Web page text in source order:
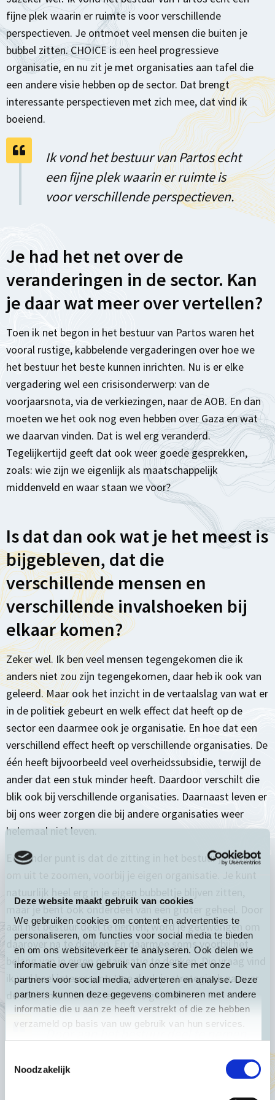
Deze website maakt gebruik van cookies
We gebruiken cookies om content en advertenties te
personaliseren, om functies voor social media te bieden
en om ons websiteverkeer te analyseren. Ook delen we
informatie over uw gebruik van onze site met onze
partners voor social media, adverteren en analyse. Deze
partners kunnen deze gegevens combineren met andere
informatie die u aan ze heeft verstrekt of die ze hebben
verzameld op basis van uw gebruik van hun services.
Noodzakelijk
fijne plek waarin er ruimte is voor verschillende
perspectieven. Je ontmoet veel mensen die buiten je
bubbel zitten. CHOICE is een heel progressieve
organisatie, en nu zit je met organisaties aan tafel die
een andere visie hebben op de sector. Dat brengt
interessante perspectieven met zich mee, dat vind ik
boeiend.
Ik vond het bestuur van Partos echt
een fijne plek waarin er ruimte is
voor verschillende perspectieven.
Je had het net over de
veranderingen in de sector. Kan
je daar wat meer over vertellen?
Toen ik net begon in het bestuur van Partos waren het
vooral rustige, kabbelende vergaderingen over hoe we
het bestuur het beste kunnen inrichten. Nu is er elke
vergadering wel een crisisonderwerp: van de
voorjaarsnota, via de verkiezingen, naar de AOB. En dan
moeten we het ook nog even hebben over Gaza en wat
we daarvan vinden. Dat is wel erg veranderd.
Tegelijkertijd geeft dat ook weer goede gesprekken,
zoals: wie zijn we eigenlijk als maatschappelijk
middenveld en waar staan we voor?
Is dat dan ook wat je het meest is
bijgebleven, dat die
verschillende mensen en
verschillende invalshoeken bij
elkaar komen?
Zeker wel. Ik ben veel mensen tegengekomen die ik
anders niet zou zijn tegengekomen, daar heb ik ook van
geleerd. Maar ook het inzicht in de vertaalslag van wat er
in de politiek gebeurt en welk effect dat heeft op de
sector een daarmee ook je organisatie. En hoe dat een
verschillend effect heeft op verschillende organisaties. De
één heeft bijvoorbeeld veel overheidssubsidie, terwijl de
ander dat een stuk minder heeft. Daardoor verschilt die
blik ook bij verschillende organisaties. Daarnaast leven er
bij ons weer zorgen die bij andere organisaties weer
helemaal niet leven.
Een ander punt is dat de zitting in het bestuur je dwingt
om uit te zoomen, voorbij je eigen organisatie. Je kunt
natuurlijk heel erg in je eigen bubbeltje blijven zitten,
maar je bent ook onderdeel van een groter geheel. Door
aan het bestuur deel te nemen, word je gedwongen om
daarover na te denken. En daarmee soms voorbij het
belang van je eigen organisatie te denken. Die vraag vind
ik wel heel interessant: Hoe denk je strategisch na over
de toekomst van de sector als geheel?
Door aan het bestuur deel te nemen,
kijken dan je eigen organisatie.